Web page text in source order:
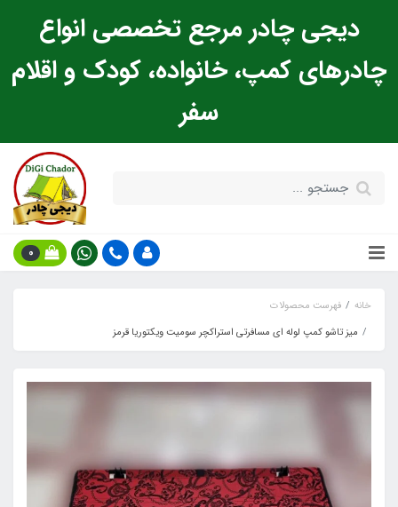
دیجی چادر مرجع تخصصی انواع
چادرهای کمپ، خانواده، کودک و اقلام
سفر
0
خانه
فهرست محصولات
میز تاشو کمپ لوله ای مسافرتی استراکچر سومیت ویکتوریا قرمز